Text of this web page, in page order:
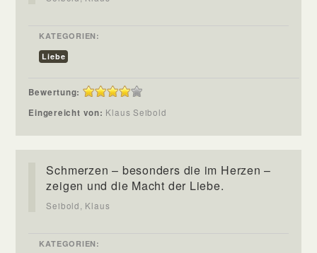
KATEGORIEN:
Liebe
Bewertung:
Eingereicht von: Klaus Seibold
Schmerzen – besonders die im Herzen –
zeigen und die Macht der Liebe.
Seibold, Klaus
KATEGORIEN: